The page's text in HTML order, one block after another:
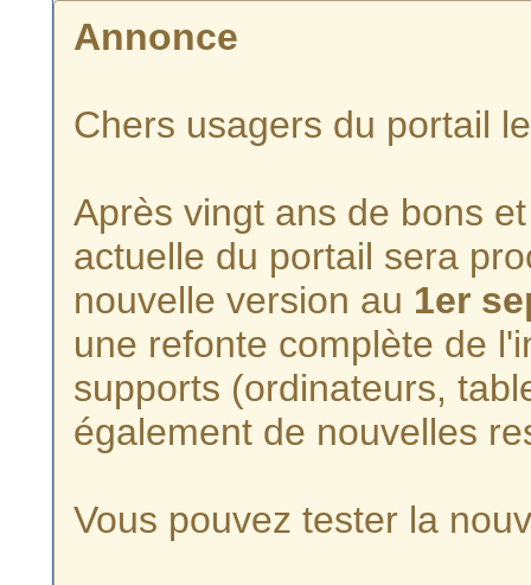
Annonce
Chers usagers du portail
Après vingt ans de bons
actuelle du portail sera
nouvelle version au 1er
une refonte complète de
supports (ordinateurs,
également de nouvelles
Vous pouvez tester la